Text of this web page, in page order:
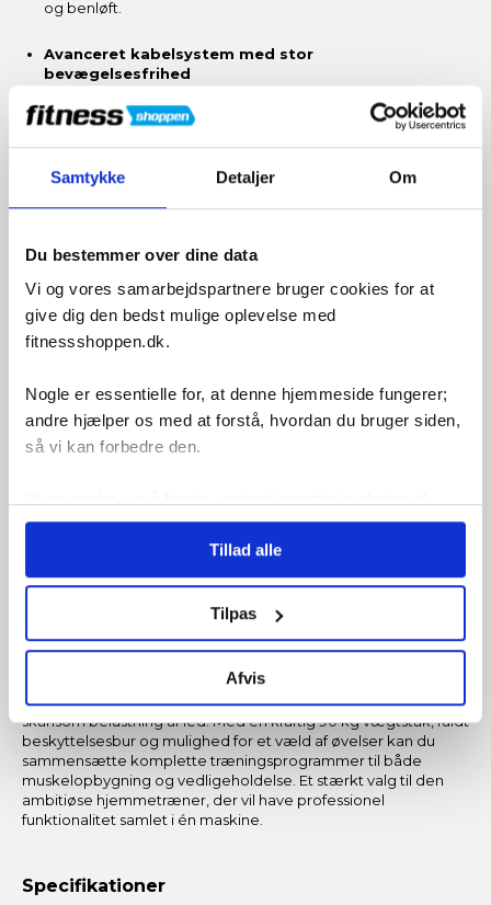
Samtykke Detaljer Om
Du bestemmer over dine data
Vi og vores samarbejdspartnere bruger cookies for at
give dig den bedst mulige oplevelse med
fitnessshoppen.dk.
Nogle er essentielle for, at denne hjemmeside fungerer;
andre hjælper os med at forstå, hvordan du bruger siden,
så vi kan forbedre den.
marketing formål. Klik på “Tillad alle” for at fortsætte som
angivet, eller klik på “Tilpas” for at vælge, hvilke typer
cookies du vil acceptere.
Tillad alle
Tilpas
Afvis
og benløft.
Avanceret kabelsystem med stor
bevægelsesfrihed
bevægelsen og sikrer optimal muskelaktivering.
Den medfølgende vægtstak på 90 kg giver rigelig
Vægtmagasinet er indkapslet i et beskyttelsesbur, som
øger sikkerheden og giver tryg træning – også ved høj
belastning.
Solid konstruktion til krævende træning
konstrueret til stabilitet, holdbarhed og lang levetid.
Bredt udvalg af øvelser
Udfør bl.a. latissimus-øvelser, deltoid-træning,
Hvorfor vælge TOORX MSX-3000 Multi
TOORX MSX-3000 er det oplagte valg til dig, der ønsker et
belastning. Den bruges bedst til struktureret styrketræning,
hvor kabelmodstand giver kontrollerede bevægelser og
skånsom belastning af led. Med en kraftig 90 kg vægtstak, fuldt
beskyttelsesbur og mulighed for et væld af øvelser kan du
sammensætte komplette træningsprogrammer til både
muskelopbygning og vedligeholdelse. Et stærkt valg til den
ambitiøse hjemmetræner, der vil have professionel
funktionalitet samlet i én maskine.
Specifikationer